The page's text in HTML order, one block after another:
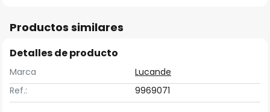
Productos similares
Detalles de producto
Marca
Lucande
Ref.:
9969071